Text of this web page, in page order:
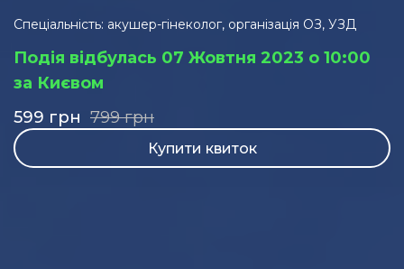
Спеціальність: акушер-гінеколог, організація ОЗ, УЗД
Подія відбулась 07 Жовтня 2023 о 10:00
за Києвом
Купити квиток
599 грн 799грн